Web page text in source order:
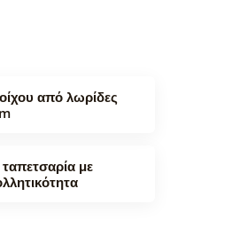
από λωρίδες
με